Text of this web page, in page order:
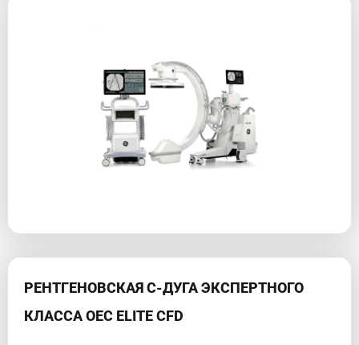
РЕНТГЕНОВСКАЯ С-ДУГА ЭКСПЕРТНОГО
КЛАССА OEC ELITE CFD